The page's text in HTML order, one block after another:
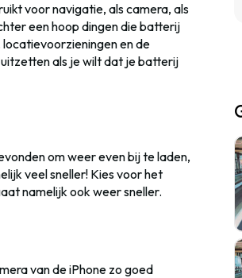
voor navigatie, als camera, als
een hoop dingen die batterij
en de
als je wilt dat je batterij
om weer even bij te laden,
veel sneller! Kies voor het
namelijk ook weer sneller.
van de iPhone zo goed